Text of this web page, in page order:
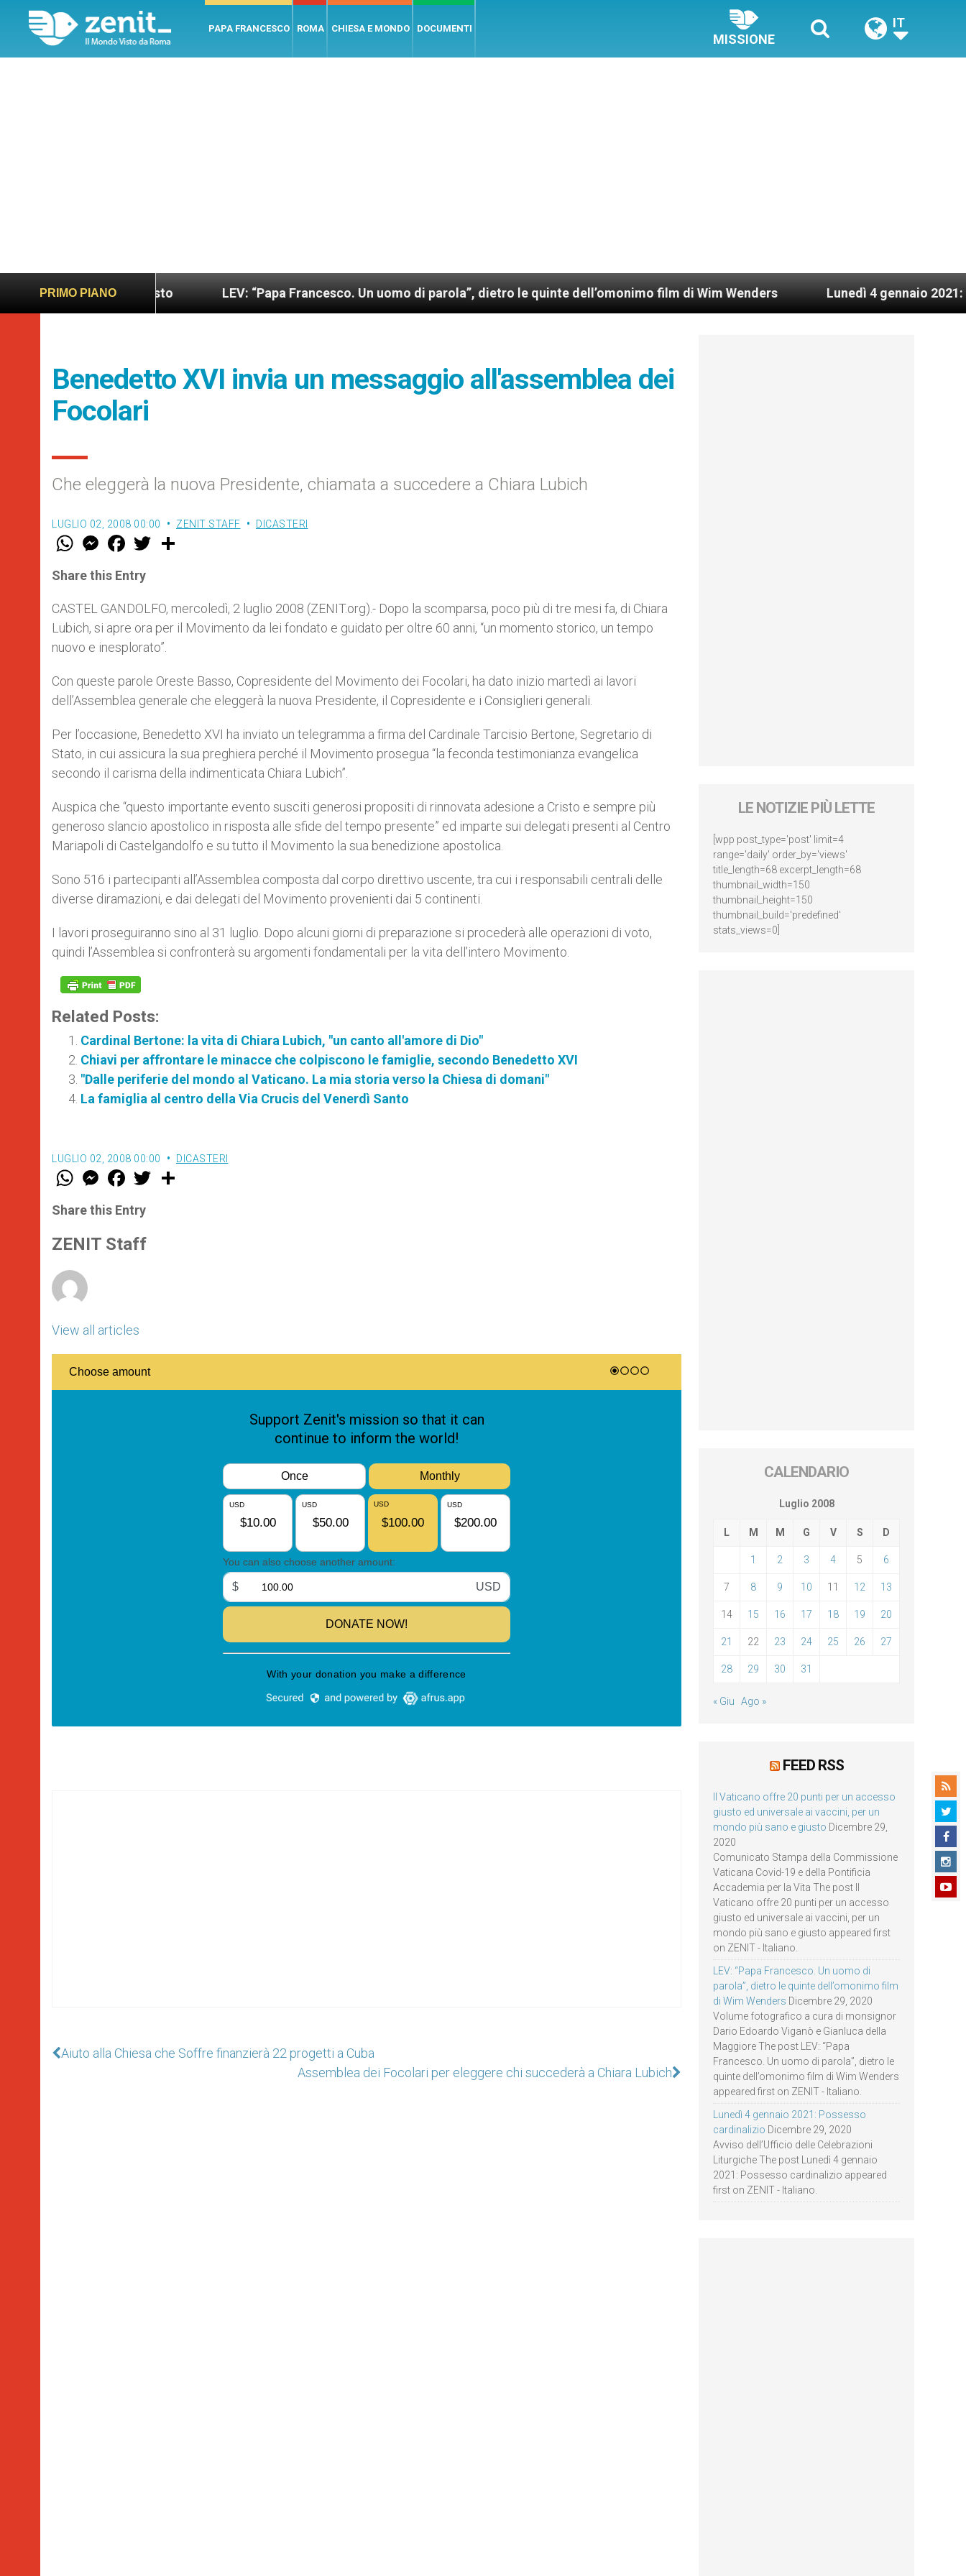
PAPA FRANCESCO ROMA CHIESA E MONDO DOCUMENTI
MISSIONE
IT
PRIMO PIANO
sano e giusto LEV: “Papa Francesco. Un uomo di parola”, dietro le quinte dell’omonimo film di Wim Wenders Lunedì 4 gennaio 2021: Possesso
Benedetto XVI invia un messaggio all'assemblea dei
Focolari
Che eleggerà la nuova Presidente, chiamata a succedere a Chiara Lubich
LUGLIO 02, 2008 00:00 ZENIT STAFF DICASTERI
W
t
s
p
p
M
e
s
e
g
e
r
F
a
e
b
o
k
w
r
Share this Entry
CASTEL GANDOLFO, mercoledì, 2 luglio 2008 (ZENIT.org).- Dopo la scomparsa, poco più di tre mesi fa, di Chiara
Lubich, si apre ora per il Movimento da lei fondato e guidato per oltre 60 anni, “un momento storico, un tempo
nuovo e inesplorato”.
Con queste parole Oreste Basso, Copresidente del Movimento dei Focolari, ha dato inizio martedì ai lavori
dell’Assemblea generale che eleggerà la nuova Presidente, il Copresidente e i Consiglieri generali.
Per l’occasione, Benedetto XVI ha inviato un telegramma a firma del Cardinale Tarcisio Bertone, Segretario di
Stato, in cui assicura la sua preghiera perché il Movimento prosegua “la feconda testimonianza evangelica
secondo il carisma della indimenticata Chiara Lubich”.
Auspica che “questo importante evento susciti generosi propositi di rinnovata adesione a Cristo e sempre più
generoso slancio apostolico in risposta alle sfide del tempo presente” ed imparte sui delegati presenti al Centro
Mariapoli di Castelgandolfo e su tutto il Movimento la sua benedizione apostolica.
Sono 516 i partecipanti all’Assemblea composta dal corpo direttivo uscente, tra cui i responsabili centrali delle
diverse diramazioni, e dai delegati del Movimento provenienti dai 5 continenti.
I lavori proseguiranno sino al 31 luglio. Dopo alcuni giorni di preparazione si procederà alle operazioni di voto,
quindi l’Assemblea si confronterà su argomenti fondamentali per la vita dell’intero Movimento.
Related Posts:
Cardinal Bertone: la vita di Chiara Lubich, "un canto all'amore di Dio"
Chiavi per affrontare le minacce che colpiscono le famiglie, secondo Benedetto XVI
"Dalle periferie del mondo al Vaticano. La mia storia verso la Chiesa di domani"
La famiglia al centro della Via Crucis del Venerdì Santo
LUGLIO 02, 2008 00:00 DICASTERI
W
t
s
p
p
M
e
s
e
g
e
F
a
e
b
o
k
w
Share this Entry
ZENIT Staff
View all articles
Aiuto alla Chiesa che Soffre finanzierà 22 progetti a Cuba
Assemblea dei Focolari per eleggere chi succederà a Chiara Lubich
LE NOTIZIE PIÙ LETTE
[wpp post_type='post' limit=4
range='daily' order_by='views'
title_length=68 excerpt_length=68
thumbnail_width=150
thumbnail_height=150
thumbnail_build='predefined'
stats_views=0]
CALENDARIO
Luglio 2008
L M M G V S D
1 2 3 4 5 6
7 8 9 10 11 12 13
14 15 16 17 18 19 20
21 22 23 24 25 26 27
28 29 30 31
« Giu Ago »
FEED RSS
Il Vaticano offre 20 punti per un accesso
giusto ed universale ai vaccini, per un
mondo più sano e giusto Dicembre 29,
2020
Comunicato Stampa della Commissione
Vaticana Covid-19 e della Pontificia
Accademia per la Vita The post Il
Vaticano offre 20 punti per un accesso
giusto ed universale ai vaccini, per un
mondo più sano e giusto appeared first
on ZENIT - Italiano.
LEV: “Papa Francesco. Un uomo di
parola”, dietro le quinte dell’omonimo film
di Wim Wenders Dicembre 29, 2020
Volume fotografico a cura di monsignor
Dario Edoardo Viganò e Gianluca della
Maggiore The post LEV: “Papa
Francesco. Un uomo di parola”, dietro le
quinte dell’omonimo film di Wim Wenders
appeared first on ZENIT - Italiano.
Lunedì 4 gennaio 2021: Possesso
cardinalizio Dicembre 29, 2020
Avviso dell’Ufficio delle Celebrazioni
Liturgiche The post Lunedì 4 gennaio
2021: Possesso cardinalizio appeared
first on ZENIT - Italiano.